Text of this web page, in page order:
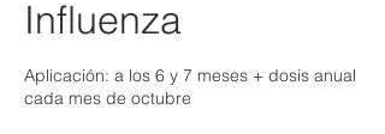
Influenza
Aplicación: a los 6 y 7 meses + dosis anual
cada mes de octubre